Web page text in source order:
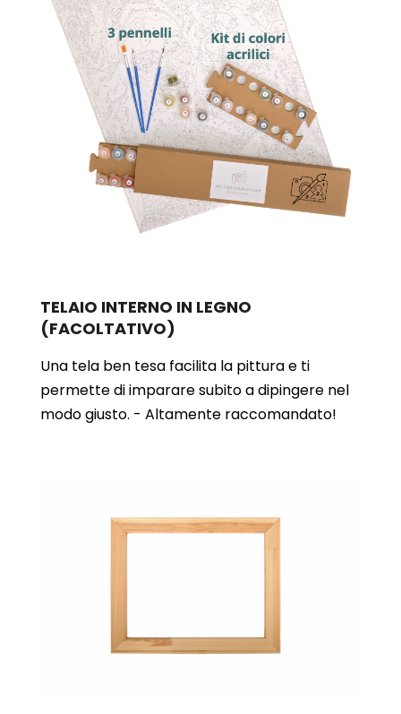
TELAIO INTERNO IN LEGNO
(FACOLTATIVO)
Una tela ben tesa facilita la pittura e ti
permette di imparare subito a dipingere nel
modo giusto. - Altamente raccomandato!